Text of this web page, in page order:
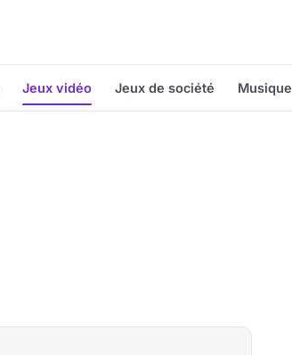
Jeux vidéo Jeux de société Musique